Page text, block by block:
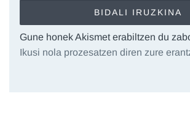
Gune honek Akismet erabiltzen du
Ikusi nola prozesatzen diren zure